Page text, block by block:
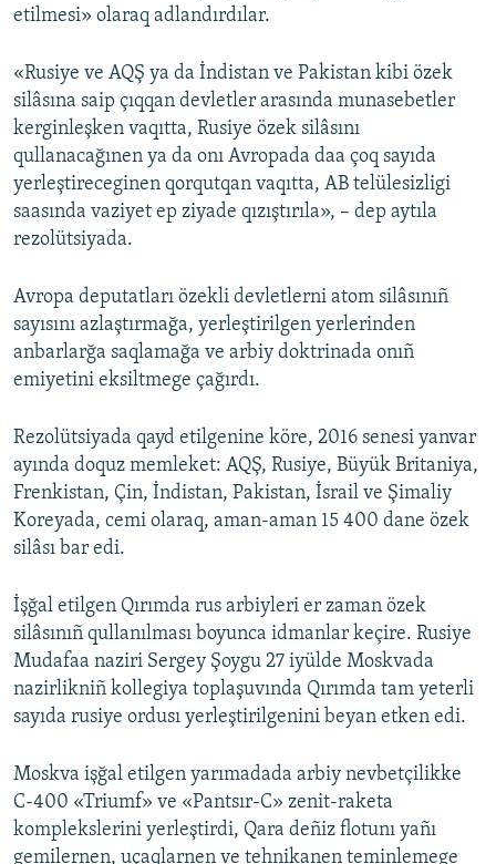
etilmesi» olaraq adlandırdılar.
«Rusiye ve AQŞ ya da İndistan ve Pakistan kibi özek
silâsına saip çıqqan devletler arasında munasebetler
kerginleşken vaqıtta, Rusiye özek silâsını
qullanacağınen ya da onı Avropada daa çoq sayıda
yerleştireceginen qorqutqan vaqıtta, AB telülesizligi
saasında vaziyet ep ziyade qızıştırıla», – dep aytıla
rezolütsiyada.
Avropa deputatları özekli devletlerni atom silâsınıñ
sayısını azlaştırmağa, yerleştirilgen yerlerinden
anbarlarğa saqlamağa ve arbiy doktrinada onıñ
emiyetini eksiltmege çağırdı.
Rezolütsiyada qayd etilgenine köre, 2016 senesi yanvar
ayında doquz memleket: AQŞ, Rusiye, Büyük Britaniya,
Frenkistan, Çin, İndistan, Pakistan, İsrail ve Şimaliy
Koreyada, cemi olaraq, aman-aman 15 400 dane özek
silâsı bar edi.
İşğal etilgen Qırımda rus arbiyleri er zaman özek
silâsınıñ qullanılması boyunca idmanlar keçire. Rusiye
Mudafaa naziri Sergey Şoygu 27 iyülde Moskvada
nazirlikniñ kollegiya toplaşuvında Qırımda tam yeterli
sayıda rusiye ordusı yerleştirilgenini beyan etken edi.
Moskva işğal etilgen yarımadada arbiy nevbetçilikke
C-400 «Triumf» ve «Pantsır-C» zenit-raketa
komplekslerini yerleştirdi, Qara deñiz flotunı yañı
gemilernen, uçaqlarnen ve tehnikanen teminlemege